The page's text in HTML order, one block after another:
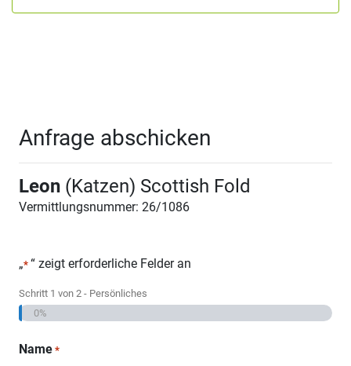
Anfrage abschicken
Leon (Katzen) Scottish Fold
Vermittlungsnummer: 26/1086
„* “ zeigt erforderliche Felder an
Schritt 1 von 2 - Persönliches
0%
Name *